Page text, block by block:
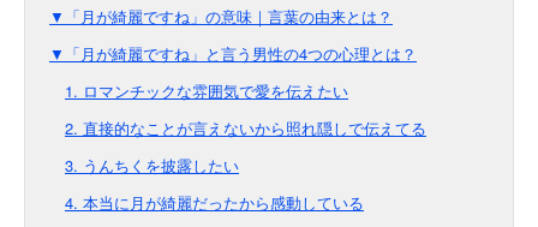
▼「月が綺麗ですね」の意味｜言葉の由来とは？
▼「月が綺麗ですね」と言う男性の4つの心理とは？
1. ロマンチックな雰囲気で愛を伝えたい
2. 直接的なことが言えないから照れ隠しで伝えてる
3. うんちくを披露したい
4. 本当に月が綺麗だったから感動している